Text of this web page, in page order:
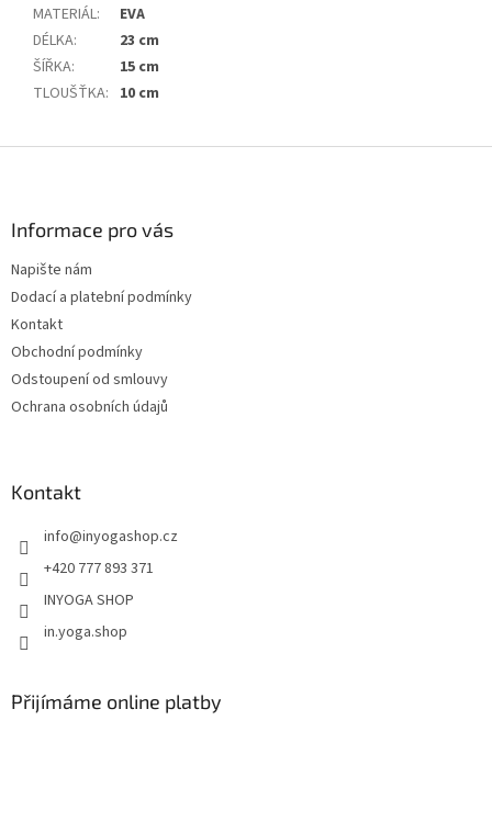
MATERIÁL:
EVA
DÉLKA:
23 cm
ŠÍŘKA:
15 cm
TLOUŠŤKA: 10 cm
Informace pro vás
Napište nám
Dodací a platební podmínky
Kontakt
Obchodní podmínky
Odstoupení od smlouvy
Ochrana osobních údajů
Kontakt
info@inyogashop.cz
+420 777 893 371
INYOGA SHOP
in.yoga.shop
Přijímáme online platby